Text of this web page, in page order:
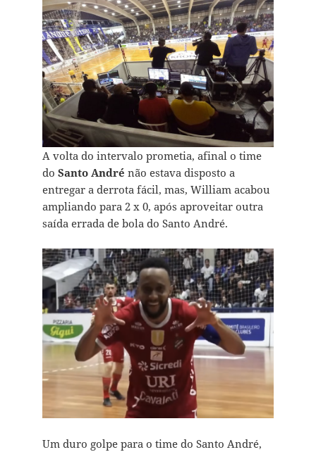
A volta do intervalo prometia, afinal o time
do Santo André não estava disposto a
entregar a derrota fácil, mas, William acabou
ampliando para 2 x 0, após aproveitar outra
saída errada de bola do Santo André.
Um duro golpe para o time do Santo André,